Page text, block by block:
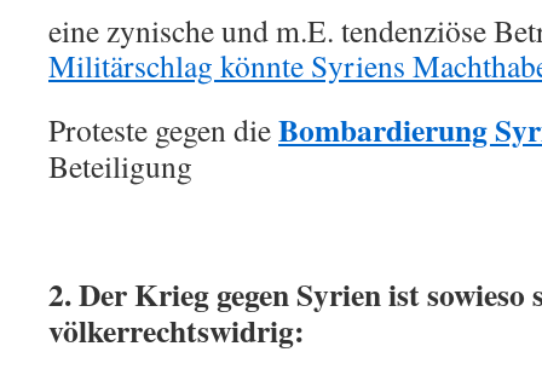
eine zynische und m.E. tendenziöse
Militärschlag könnte Syriens
Proteste gegen dieBombardierung
Beteiligung
2. Der Krieg gegen Syrien ist sowieso
völkerrechtswidrig: